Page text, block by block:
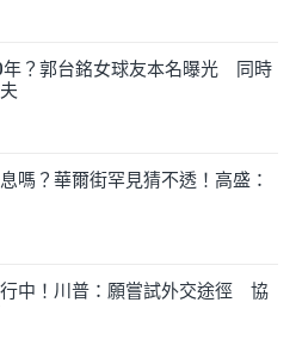
年？郭台銘女球友本名曝光 同時
嗎？華爾街罕見猜不透！高盛：
中！川普：願嘗試外交途徑 協